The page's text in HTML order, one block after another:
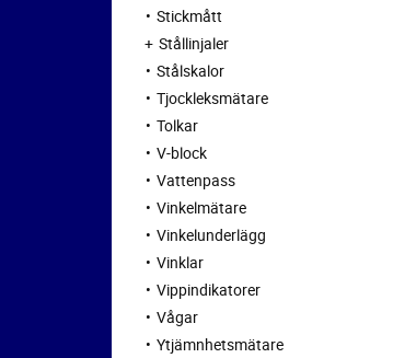
Stickmått
Stållinjaler
Stålskalor
Tjockleksmätare
Tolkar
V-block
Vattenpass
Vinkelmätare
Vinkelunderlägg
Vinklar
Vippindikatorer
Vågar
Ytjämnhetsmätare